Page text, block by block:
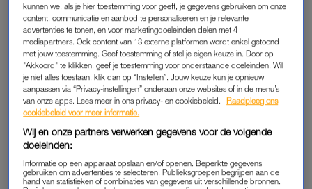
mogen meegenieten.
https://www.instagram.com/p/BjYEg_hBDlD/?taken-
by=kimkotter
GOED ARTIKEL? DELEN MAAR.
EXCLUSIEF VOOR JOU
kunnen we, als je hier toestemming voor geeft, je gegevens gebruiken om onze
content, communicatie en aanbod te personaliseren en je relevante
advertenties te tonen, en voor marketingdoeleinden delen met 4
mediapartners. Ook content van 13 externe platformen wordt enkel getoond
met jouw toestemming. Geef toestemming of stel je eigen keuze in. Door op
"Akkoord" te klikken, geef je toestemming voor onderstaande doeleinden. Wil
je niet alles toestaan, klik dan op “Instellen”. Jouw keuze kun je opnieuw
aanpassen via “Privacy-instellingen” onderaan onze websites of in de menu’s
van onze apps. Lees meer in ons privacy- en cookiebeleid.
Raadpleeg ons
cookiebeleid voor meer informatie.
Wij en onze partners verwerken gegevens voor de volgende
doeleinden:
Informatie op een apparaat opslaan en/of openen. Beperkte gegevens
gebruiken om advertenties te selecteren. Publieksgroepen begrijpen aan de
hand van statistieken of combinaties van gegevens uit verschillende bronnen.